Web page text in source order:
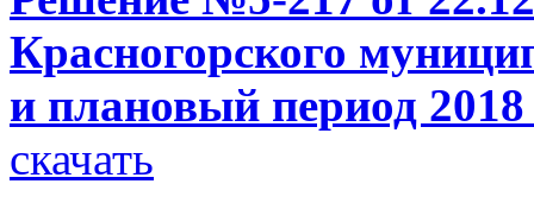
Красногорского
и плановый период 2018
скачать